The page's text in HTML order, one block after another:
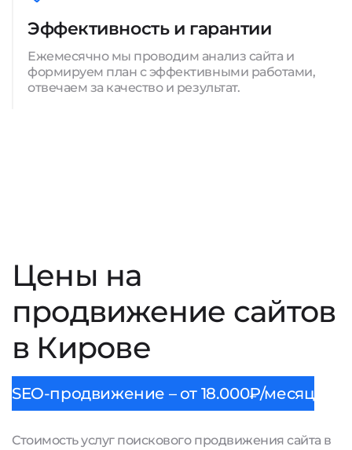
Эффективность и гарантии
Ежемесячно мы проводим анализ сайта и
формируем план с эффективными работами,
отвечаем за качество и результат.
Цены на
продвижение сайтов
в Кирове
SEO-продвижение – от 18.000₽/месяц
Стоимость услуг поискового продвижения сайта в